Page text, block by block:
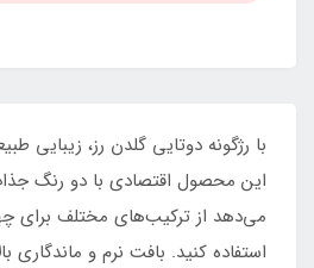
با رژگونه دوتایی گلدن رز، زیبایی
این محصول اقتصادی با دو رنگ
می‌دهد از ترکیب‌های مختلف برای
استفاده کنید. بافت نرم و ماندگاری